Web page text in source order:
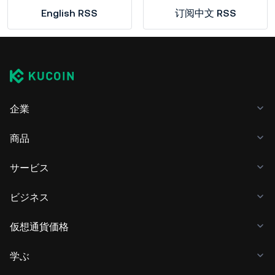
English RSS 订阅中文 RSS
企業
商品
サービス
ビジネス
仮想通貨価格
学ぶ